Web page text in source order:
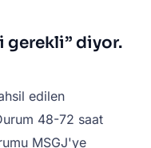
gerekli” diyor.
edilen
48-72 saat
MSGJ'ye